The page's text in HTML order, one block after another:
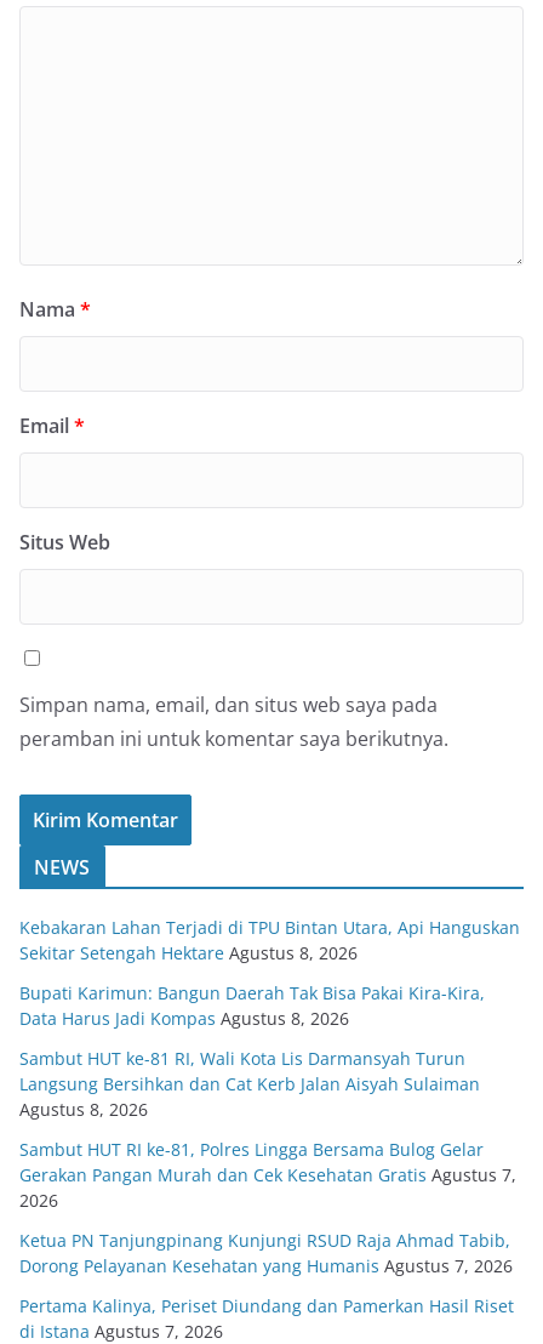
Nama *
Email*
Situs Web
Simpan nama, email, dan situs web saya pada
peramban ini untuk komentar saya berikutnya.
NEWS
Kebakaran Lahan Terjadi di TPU Bintan Utara, Api Hanguskan
Sekitar Setengah Hektare Agustus 8, 2026
Bupati Karimun: Bangun Daerah Tak Bisa Pakai Kira-Kira,
Data Harus Jadi Kompas Agustus 8, 2026
Sambut HUT ke-81 RI, Wali Kota Lis Darmansyah Turun
Langsung Bersihkan dan Cat Kerb Jalan Aisyah Sulaiman
Agustus 8, 2026
Sambut HUT RI ke-81, Polres Lingga Bersama Bulog Gelar
Gerakan Pangan Murah dan Cek Kesehatan Gratis Agustus 7,
2026
Ketua PN Tanjungpinang Kunjungi RSUD Raja Ahmad Tabib,
Dorong Pelayanan Kesehatan yang Humanis Agustus 7, 2026
Pertama Kalinya, Periset Diundang dan Pamerkan Hasil Riset
di Istana Agustus 7, 2026